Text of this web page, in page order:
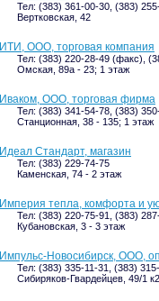
Тел: (383) 361-00-30, (383)
Вертковская, 42
ИТИ, ООО, торговая компания
Тел: (383) 220-28-49 (факс),
Омская, 89а - 23; 1 этаж
Иваком, ООО, торговая фирма
Тел: (383) 341-54-78, (383)
Станционная, 38 - 135; 1 этаж
Идеал Стандарт, магазин
Тел: (383) 229-74-75
Каменская, 74 - 2 этаж
Империя тепла, комфорта и
Тел: (383) 220-75-91, (383)
Кубановская, 3 - 3 этаж
Импульс-Новосибирск, ООО,
Тел: (383) 335-11-31, (383)
Сибиряков-Гвардейцев, 49/1